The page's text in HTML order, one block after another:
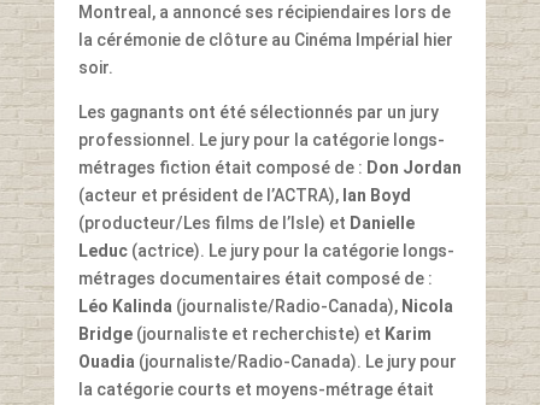
Montreal, a annoncé ses récipiendaires lors de
la cérémonie de clôture au Cinéma Impérial hier
soir.
Les gagnants ont été sélectionnés par un jury
professionnel. Le jury pour la catégorie longs-
métrages fiction était composé de : Don Jordan
(acteur et président de l’ACTRA), Ian Boyd
(producteur/Les films de l’Isle) et Danielle
Leduc(actrice). Le jury pour la catégorie longs-
métrages documentaires était composé de :
Léo Kalinda (journaliste/Radio-Canada), Nicola
Bridge(journaliste et recherchiste) et Karim
Ouadia (journaliste/Radio-Canada). Le jury pour
la catégorie courts et moyens-métrage était